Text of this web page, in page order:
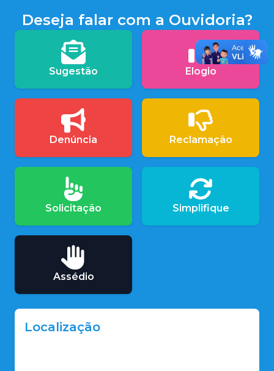
Deseja falar com a Ouvidoria?
Sugestão Elogio
Denúncia Reclamação
Solicitação Simplifique
Assédio
Localização